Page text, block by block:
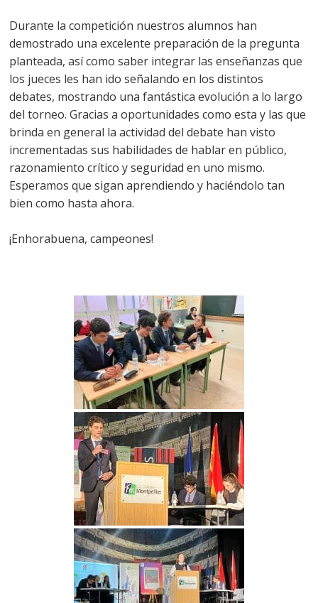
Durante la competición nuestros alumnos han
demostrado una excelente preparación de la pregunta
planteada, así como saber integrar las enseñanzas que
los jueces les han ido señalando en los distintos
debates, mostrando una fantástica evolución a lo largo
del torneo. Gracias a oportunidades como esta y las que
brinda en general la actividad del debate han visto
incrementadas sus habilidades de hablar en público,
razonamiento crítico y seguridad en uno mismo.
Esperamos que sigan aprendiendo y haciéndolo tan
bien como hasta ahora.
¡Enhorabuena, campeones!